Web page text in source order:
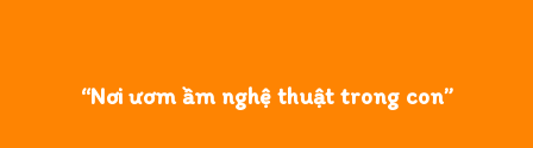
“Nơi ươm ầm nghệ thuật trong con”